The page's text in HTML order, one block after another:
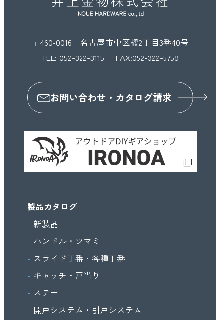
〒460-0016 名古屋市中区橘2丁目3番40号
TEL: 052-322-3115 FAX:052-322-5758
お問い合わせ・カタログ請求
製品カタログ
新製品
ハンドル・ツマミ
スライド丁番・各種丁番
キャッチ・戸当り
ステー
開戸システム・引戸システム